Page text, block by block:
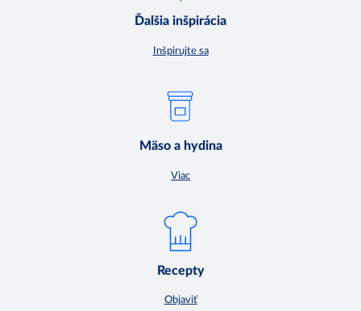
Ďalšia inšpirácia
Inšpirujte sa
Mäso a hydina
Viac
Recepty
Objaviť